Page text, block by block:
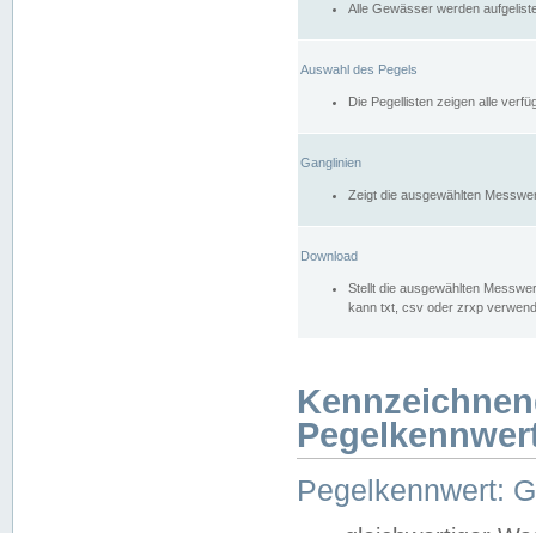
Alle Gewässer werden
Auswahl des Pegels
Die Pegellisten zeigen alle
Ganglinien
Zeigt die ausgewählten
Download
Stellt die ausgewählten
kann txt, csv oder zrxp
Pegelkennwert: